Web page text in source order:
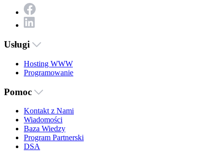
Usługi
Hosting WWW
Programowanie
Pomoc
Kontakt z Nami
Wiadomości
Baza Wiedzy
Program Partnerski
DSA